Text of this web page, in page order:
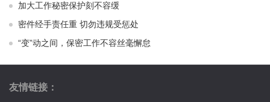
加大工作秘密保护刻不容缓
密件经手责任重 切勿违规受惩处
“变”动之间，保密工作不容丝毫懈怠
友情链接：